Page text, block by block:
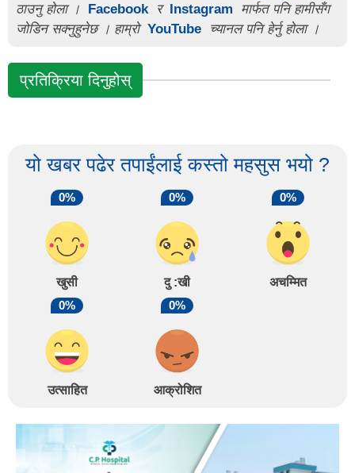
ठाउनु होला ।
Facebook र Instagram
मार्फत पनि हामीसँग
जोडिन सक्नुहुनेछ । हाम्रो YouTube च्यानल पनि हेर्नु होला ।
प्रतिक्रिया दिनुहोस्
यो खबर पढेर तपाईंलाई कस्तो महसुस भयो ?
0%
खुसी
0%
दु :खी
0%
अचम्मित
0%
उत्साहित
0%
आक्रोशित